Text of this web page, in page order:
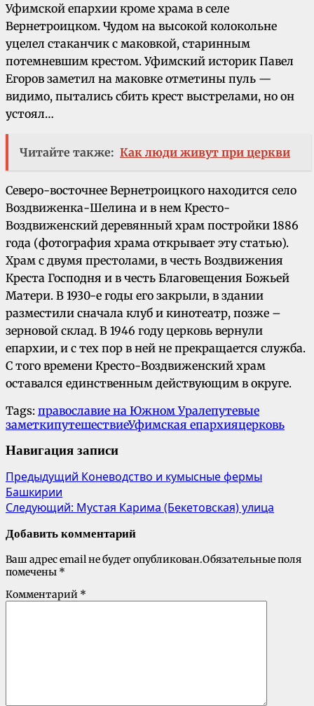
Уфимской епархии кроме храма в селе
Вернетроицком. Чудом на высокой колокольне
уцелел стаканчик с маковкой, старинным
потемневшим крестом. Уфимский историк Павел
Егоров заметил на маковке отметины пуль —
видимо, пытались сбить крест выстрелами, но он
устоял…
Читайте также: Как люди живут при церкви
Северо-восточнее Вернетроицкого находится село
Воздвиженка-Шелина и в нем Кресто-
Воздвиженский деревянный храм постройки 1886
года (фотография храма открывает эту статью).
Храм с двумя престолами, в честь Воздвижения
Креста Господня и в честь Благовещения Божьей
Матери. В 1930-е годы его закрыли, в здании
разместили сначала клуб и кинотеатр, позже –
зерновой склад. В 1946 году церковь вернули
епархии, и с тех пор в ней не прекращается служба.
С того времени Кресто-Воздвиженский храм
оставался единственным действующим в округе.
Tags: православие на Южном Уралепутевые
заметкипутешествиеУфимская епархияцерковь
Навигация записи
Предыдущий Коневодство и кумысные фермы
Башкирии
Следующий: Мустая Карима (Бекетовская) улица
Добавить комментарий
Ваш адрес email не будет опубликован.Обязательные поля
помечены *
Комментарий *